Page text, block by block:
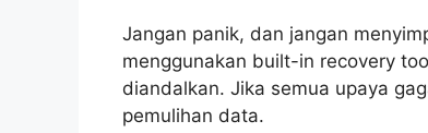
Jangan panik, dan jangan
menggunakan built-in recovery
diandalkan. Jika semua upaya
pemulihan data.